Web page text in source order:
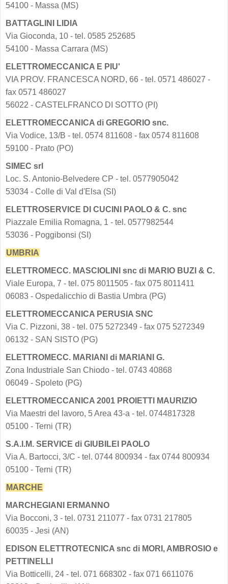
54100 - Massa (MS)
BATTAGLINI LIDIA
Via Gioconda, 10 - tel. 0585 252685
54100 - Massa Carrara (MS)
ELETTROMECCANICA E PIU'
VIA PROV. FRANCESCA NORD, 66 - tel. 0571 486027 -
fax 0571 486027
56022 - CASTELFRANCO DI SOTTO (PI)
ELETTROMECCANICA di GREGORIO snc.
Via Vodice, 13/B - tel. 0574 811608 - fax 0574 811608
59100 - Prato (PO)
SIMEC srl
Loc. S. Antonio-Belvedere CP - tel. 0577905042
53034 - Colle di Val d'Elsa (SI)
ELETTROSERVICE DI CUCINI PAOLO & C. snc
Piazzale Emilia Romagna, 1 - tel. 0577982544
53036 - Poggibonsi (SI)
UMBRIA
ELETTROMECC. MASCIOLINI snc di MARIO BUZI & C.
Viale Europa, 7 - tel. 075 8011505 - fax 075 8011411
06083 - Ospedalicchio di Bastia Umbra (PG)
ELETTROMECCANICA PERUSIA SNC
Via C. Pizzoni, 38 - tel. 075 5272349 - fax 075 5272349
06132 - SAN SISTO (PG)
ELETTROMECC. MARIANI di MARIANI G.
Zona Industriale San Chiodo - tel. 0743 40868
06049 - Spoleto (PG)
ELETTROMECCANICA 2001 PROIETTI MAURIZIO
Via Maestri del lavoro, 5 Area 43-a - tel. 0744817328
05100 - Terni (TR)
S.A.I.M. SERVICE di GIUBILEI PAOLO
Via A. Bartocci, 3/C - tel. 0744 800934 - fax 0744 800934
05100 - Terni (TR)
MARCHE
MARCHEGIANI ERMANNO
Via Bocconi, 3 - tel. 0731 211077 - fax 0731 217805
60035 - Jesi (AN)
EDISON ELETTROTECNICA snc di MORI, AMBROSIO e
PETTINELLI
Via Botticelli, 24 - tel. 071 668302 - fax 071 6611076